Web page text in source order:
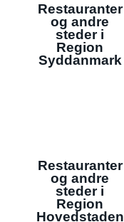
Restauranter
og andre
steder i
Region
Syddanmark
Restauranter
og andre
steder i
Region
Hovedstaden